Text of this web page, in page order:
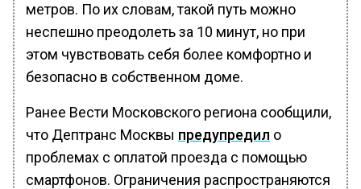
метров. По их словам, такой путь можно
неспешно преодолеть за 10 минут, но при
этом чувствовать себя более комфортно и
безопасно в собственном доме.
Ранее Вести Московского региона сообщили,
что Дептранс Москвы предупредил о
проблемах с оплатой проезда с помощью
смартфонов. Ограничения распространяются